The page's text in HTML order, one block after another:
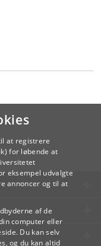
at registrere
for løbende at
eksempel udvalgte
annoncer og til at
af de
computer eller
Du kan selv
og du kan altid